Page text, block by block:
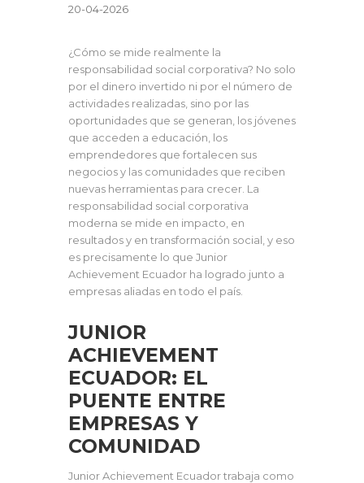
20-04-2026
¿Cómo se mide realmente la
responsabilidad social corporativa? No solo
por el dinero invertido ni por el número de
actividades realizadas, sino por las
oportunidades que se generan, los jóvenes
que acceden a educación, los
emprendedores que fortalecen sus
negocios y las comunidades que reciben
nuevas herramientas para crecer. La
responsabilidad social corporativa
moderna se mide en impacto, en
resultados y en transformación social, y eso
es precisamente lo que Junior
Achievement Ecuador ha logrado junto a
empresas aliadas en todo el país.
JUNIOR
ACHIEVEMENT
ECUADOR: EL
PUENTE ENTRE
EMPRESAS Y
COMUNIDAD
Junior Achievement Ecuador trabaja como